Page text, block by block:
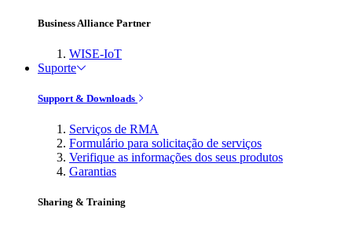
Business Alliance Partner
WISE-IoT
Suporte
Support & Downloads
Serviços de RMA
Formulário para solicitação de serviços
Verifique as informações dos seus produtos
Garantias
Sharing & Training